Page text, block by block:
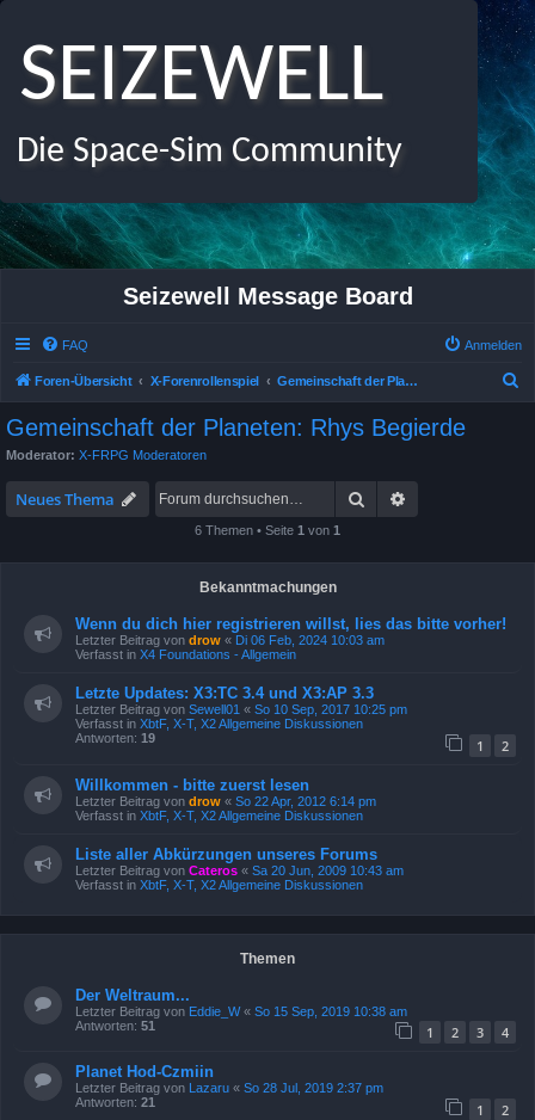
SEIZEWELL
Die Space-Sim Community
Seizewell Message Board
FAQ Anmelden
Foren-Übersicht X-Forenrollenspiel Gemeinschaft der Planeten: Rhys Begierde
Gemeinschaft der Planeten: Rhys Begierde
Moderator: X-FRPG Moderatoren
Neues Thema Suche
6 Themen • Seite 1 von 1
Bekanntmachungen
Wenn du dich hier registrieren willst, lies das bitte vorher!
Letzter Beitrag von drow « Di 06 Feb, 2024 10:03 am
Verfasst in X4 Foundations - Allgemein
Letzte Updates: X3:TC 3.4 und X3:AP 3.3
Letzter Beitrag von Sewell01 « So 10 Sep, 2017 10:25 pm
Verfasst in XbtF, X-T, X2 Allgemeine Diskussionen
Antworten: 19 1 2
Willkommen - bitte zuerst lesen
Letzter Beitrag von drow « So 22 Apr, 2012 6:14 pm
Verfasst in XbtF, X-T, X2 Allgemeine Diskussionen
Liste aller Abkürzungen unseres Forums
Letzter Beitrag von Cateros « Sa 20 Jun, 2009 10:43 am
Verfasst in XbtF, X-T, X2 Allgemeine Diskussionen
Themen
Der Weltraum...
Letzter Beitrag von Eddie_W« So 15 Sep, 2019 10:38 am
Antworten: 51 1 2 3 4
Planet Hod-Czmiin
Letzter Beitrag von Lazaru « So 28 Jul, 2019 2:37 pm
Antworten: 21 1 2